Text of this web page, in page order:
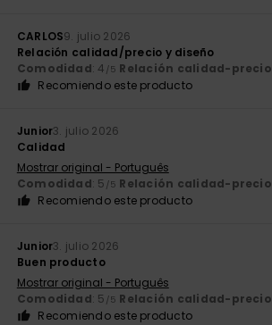
CARLOS9. julio 2026
Relación calidad/precio y diseño
Comodidad: 4 /5 Relación calidad-precio
Recomiendo este producto
Junior3. julio 2026
Calidad
Mostrar original - Português
Comodidad: 5 /5 Relación calidad-precio
Recomiendo este producto
Junior3. julio 2026
Buen producto
Mostrar original - Português
Comodidad: 5 /5 Relación calidad-precio
Recomiendo este producto